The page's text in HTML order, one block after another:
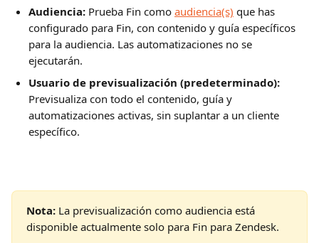
Audiencia: Prueba Fin como audiencia(s) que has
configurado para Fin, con contenido y guía específicos
para la audiencia. Las automatizaciones no se
ejecutarán.
Usuario de previsualización (predeterminado):
Previsualiza con todo el contenido, guía y
automatizaciones activas, sin suplantar a un cliente
específico.
Nota: La previsualización como audiencia está
disponible actualmente solo para Fin para Zendesk.